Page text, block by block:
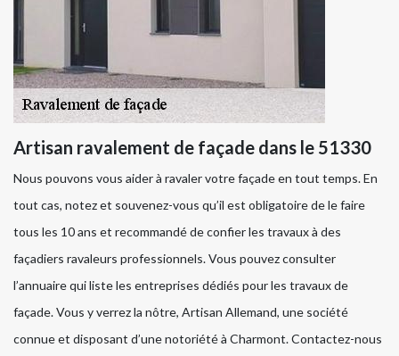
Artisan ravalement de façade dans le 51330
Nous pouvons vous aider à ravaler votre façade en tout temps. En
tout cas, notez et souvenez-vous qu’il est obligatoire de le faire
tous les 10 ans et recommandé de confier les travaux à des
façadiers ravaleurs professionnels. Vous pouvez consulter
l’annuaire qui liste les entreprises dédiés pour les travaux de
façade. Vous y verrez la nôtre, Artisan Allemand, une société
connue et disposant d’une notoriété à Charmont. Contactez-nous